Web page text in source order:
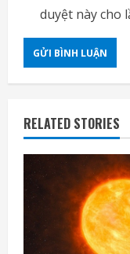
duyệt này cho
RELATED STORIES